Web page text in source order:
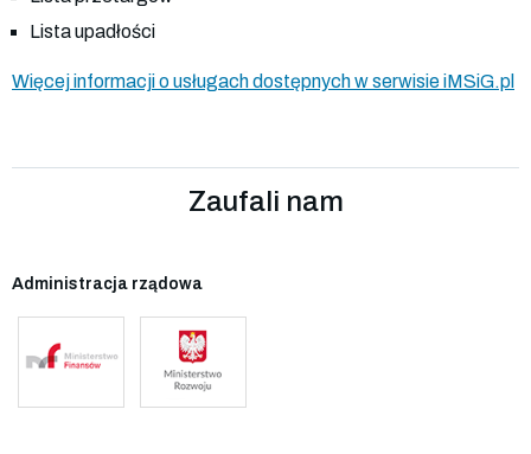
Lista upadłości
Więcej informacji o usługach dostępnych w serwisie iMSiG.pl
Zaufali nam
Administracja rządowa